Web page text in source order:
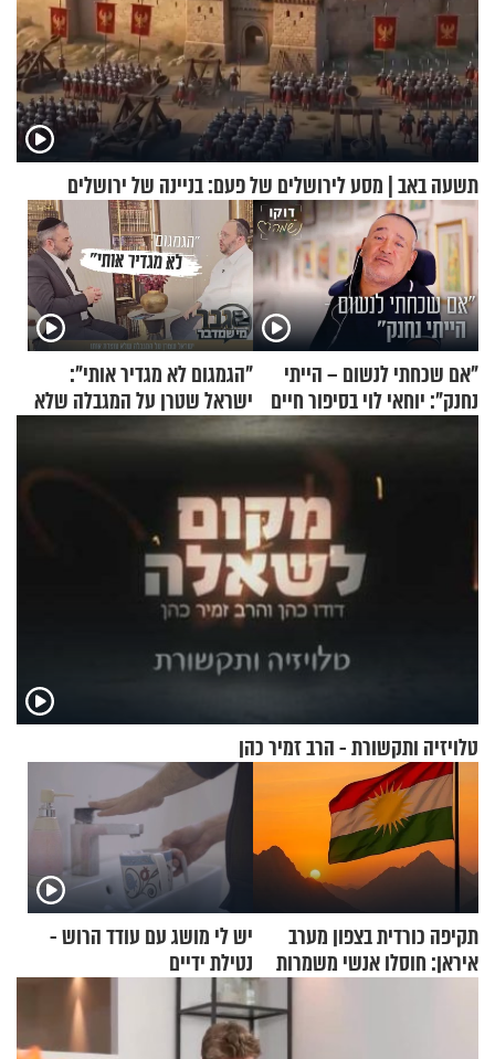
תשעה באב | מסע לירושלים של פעם: בניינה של ירושלים
"אם שכחתי לנשום – הייתי
נחנק": יוחאי לוי בסיפור חיים
"הגמגום לא מגדיר אותי":
ישראל שטרן על המגבלה שלא
עוצרת אותו
טלויזיה ותקשורת - הרב זמיר כהן
תקיפה כורדית בצפון מערב
איראן: חוסלו אנשי משמרות
יש לי מושג עם עודד הרוש -
נטילת ידיים